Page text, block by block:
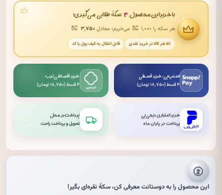
با خریدِ این محصول ۳ سکهٔ طلایی می‌گیری!
هر سکه را ۱٬۰۰۰ می‌خریم؛ معادلِ۳٬۷۵۰
۵٪ هر کالا در خریدِ نقدی قابلِ انتقال به کیف پول یا کد
اسنپ‌پی: خرید قسطی
۴ قسط (۱۸٬۷۵۰ تومان)
خرید اقساطی ترب
۴ قسط (۱۸٬۷۵۰ تومان)
خرید اعتباری دیجی‌پی
پرداخت در پایان ماه
پرداخت در محل
تحویل و پرداخت راحت
این محصول را به دوستانت معرفی کن،سکهٔ نقره‌ایبگیر!